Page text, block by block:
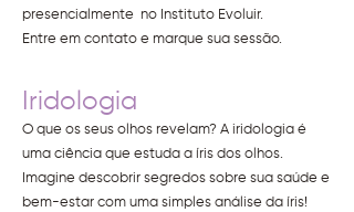
presencialmente no Instituto Evoluir.
Entre em contato e marque sua sessão.
Iridologia
O que os seus olhos revelam? A iridologia é
uma ciência que estuda a íris dos olhos.
Imagine descobrir segredos sobre sua saúde e
bem-estar com uma simples análise da íris!